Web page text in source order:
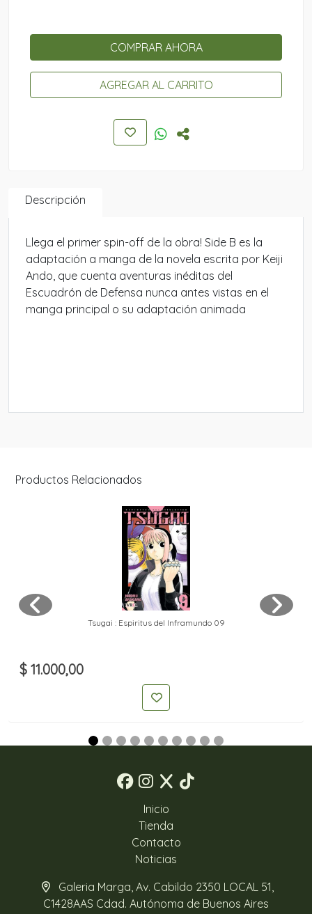
COMPRAR AHORA
AGREGAR AL CARRITO
Descripción
Llega el primer spin-off de la obra! Side B es la
adaptación a manga de la novela escrita por Keiji
Ando, que cuenta aventuras inéditas del
Escuadrón de Defensa nunca antes vistas en el
manga principal o su adaptación animada
Productos Relacionados
Tsugai : Espiritus del Inframundo 09
$ 11.000,00
Inicio
Tienda
Contacto
Noticias
Galeria Marga, Av. Cabildo 2350 LOCAL 51,
C1428AAS Cdad. Autónoma de Buenos Aires